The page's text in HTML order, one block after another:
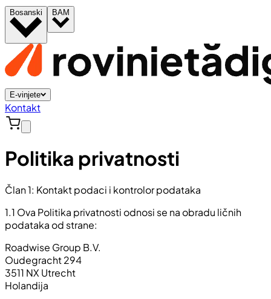
Bosanski BAM
E-vinjete
Kontakt
Politika privatnosti
Član 1: Kontakt podaci i kontrolor podataka
1.1 Ova Politika privatnosti odnosi se na obradu ličnih
podataka od strane:
Roadwise Group B.V.
Oudegracht 294
3511 NX Utrecht
Holandija